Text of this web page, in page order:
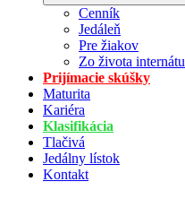
Cenník
Jedáleň
Pre žiakov
Zo života internátu
Prijímacie skúšky
Maturita
Kariéra
Klasifikácia
Tlačivá
Jedálny lístok
Kontakt